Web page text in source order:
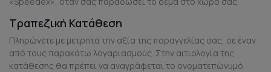
Τραπεζική Κατάθεση
Πληρώνετε με μετρητά την αξία της παραγγελίας σας, σε έναν
από τους παρακάτω λογαριασμούς. Στην αιτιολογία της
κατάθεσης θα πρέπει να αναγράφεται το oνοματεπώνυμό